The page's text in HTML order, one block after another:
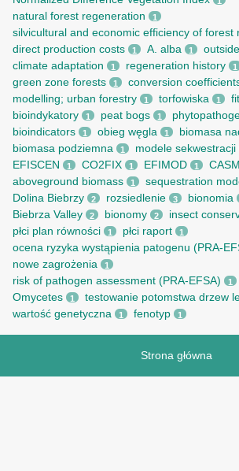
natural forest regeneration 1
silvicultural and economic efficiency of forest
direct production costs 1 A. alba 1
climate adaptation 1 regeneration history 1
green zone forests 1 conversion
modelling; urban forestry 1 torfowiska 1
bioindykatory 1 peat bogs 1
bioindicators 1 obieg węgla 1 biomasa
biomasa podziemna 1 modele sekwestracji
EFISCEN 1 CO2FIX 1 EFIMOD 1
aboveground biomass 1 sequestration
Dolina Biebrzy 2 rozsiedlenie 3 bionomia
Biebrza Valley 2 bionomy 2 insect
płci plan równości 1 płci raport 1
ocena ryzyka wystąpienia patogenu (PRA-
nowe zagrożenia 1
risk of pathogen assessment (PRA-EFSA) 1
Omycetes 1 testowanie potomstwa drzew
wartość genetyczna 1 fenotyp 1
Strona główna